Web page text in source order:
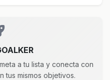
a tu lista y conecta con
tus mismos objetivos.